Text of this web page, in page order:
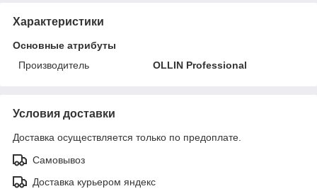
Характеристики
Основные атрибуты
Производитель
OLLIN Professional
Условия доставки
Доставка осуществляется только по предоплате.
Самовывоз
Доставка курьером яндекс